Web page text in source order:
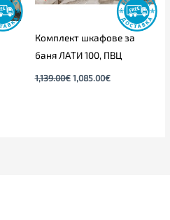
Комплект шкафове за
баня ЛАТИ 100, ПВЦ
1,139.00€ 1,085.00€